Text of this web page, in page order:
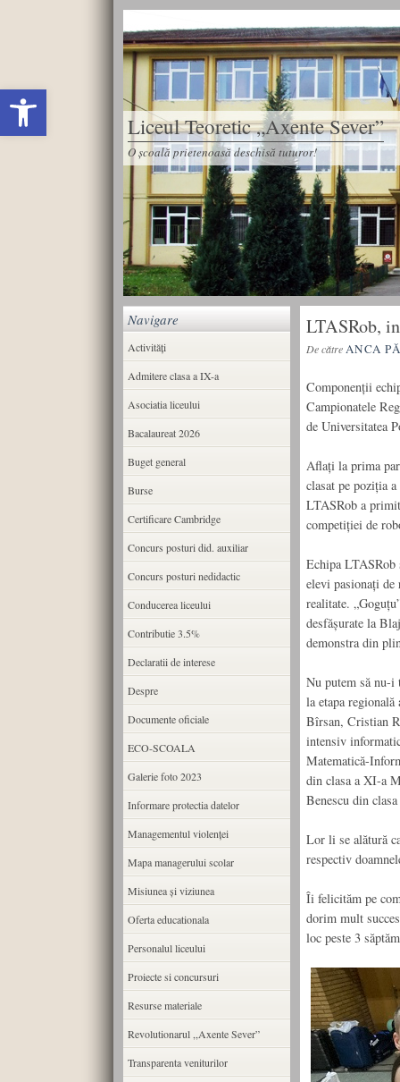
Deschide bara de unelte
Liceul Teoretic „Axente Sever”
O școală prietenoasă deschisă tuturor!
LTASRob,
De cătreANCA
Componenții
Campionatele
de Universitatea
Aflați la prima
clasat pe poziția
LTASRob a
competiției de
Echipa LTASRob
elevi pasionați
realitate.
desfășurate la
demonstra din
Nu putem să nu-i
la etapa
Bîrsan, Cristian
intensiv
Matematică-
din clasa a XI-a
Benescu din
Lor li se alătură
respectiv
Îi felicităm pe
dorim mult
loc peste 3
Navigare
Activități
Admitere clasa a IX-a
Asociatia liceului
Bacalaureat 2026
Buget general
Burse
Certificare Cambridge
Concurs posturi did. auxiliar
Concurs posturi nedidactic
Conducerea liceului
Contributie 3.5%
Declaratii de interese
Despre
Documente oficiale
ECO-SCOALA
Galerie foto 2023
Informare protectia datelor
Managementul violenței
Mapa managerului scolar
Misiunea şi viziunea
Oferta educationala
Personalul liceului
Proiecte si concursuri
Resurse materiale
Revolutionarul ,,Axente Sever”
Transparenta veniturilor